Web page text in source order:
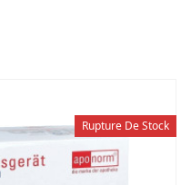
Rupture De Stock